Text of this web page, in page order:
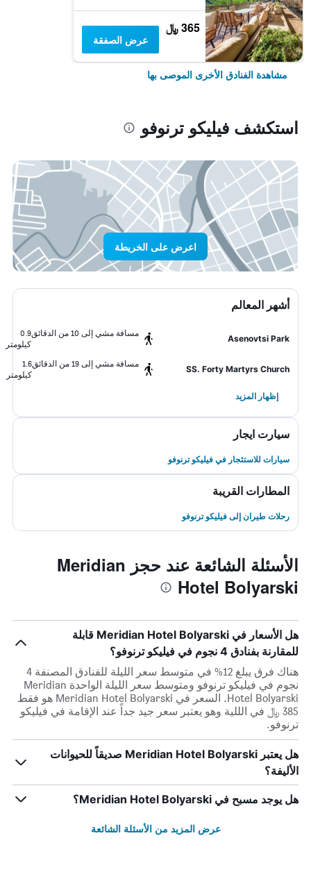
365 ﷼
عرض الصفقة
مشاهدة الفنادق الأخرى الموصى بها
استكشف فيليكو ترنوفو
اعرض على الخريطة
أشهر المعالم
Asenovtsi Park
مسافة مشي إلى 10 من الدقائق
0.9
كيلومتر
SS. Forty Martyrs Church
مسافة مشي إلى 19 من الدقائق
1.6
كيلومتر
إظهار المزيد
سيارت ايجار
سيارات للاستئجار في فيليكو ترنوفو
المطارات القريبة
رحلات طيران إلى فيليكو ترنوفو
الأسئلة الشائعة عند حجز Meridian
Hotel Bolyarski
هل الأسعار في Meridian Hotel Bolyarski قابلة
للمقارنة بفنادق 4 نجوم في فيليكو ترنوفو؟
هناك فرق يبلغ 12% في متوسط ​​سعر الليلة للفنادق المصنفة 4
نجوم في فيليكو ترنوفو ومتوسط ​​سعر الليلة الواحدة Meridian
Hotel Bolyarski. السعر في Meridian Hotel Bolyarski هو فقط
385 ﷼ في الللية وهو يعتبر سعر جيد جداً عند الإقامة في فيليكو
ترنوفو.
هل يعتبر Meridian Hotel Bolyarski صديقاً للحيوانات
الأليفة؟
هل يوجد مسبح في Meridian Hotel Bolyarski؟
عرض المزيد من الأسئلة الشائعة